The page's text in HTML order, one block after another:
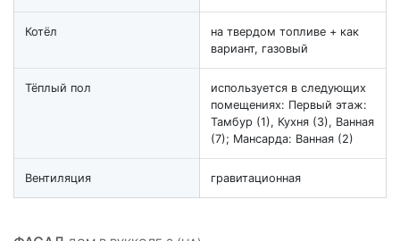
Котёл
на твердом топливе + как
вариант, газовый
Тёплый пол
используется в следующих
помещениях: Первый этаж:
Тамбур (1), Кухня (3), Ванная
(7); Мансарда: Ванная (2)
Вентиляция гравитационная